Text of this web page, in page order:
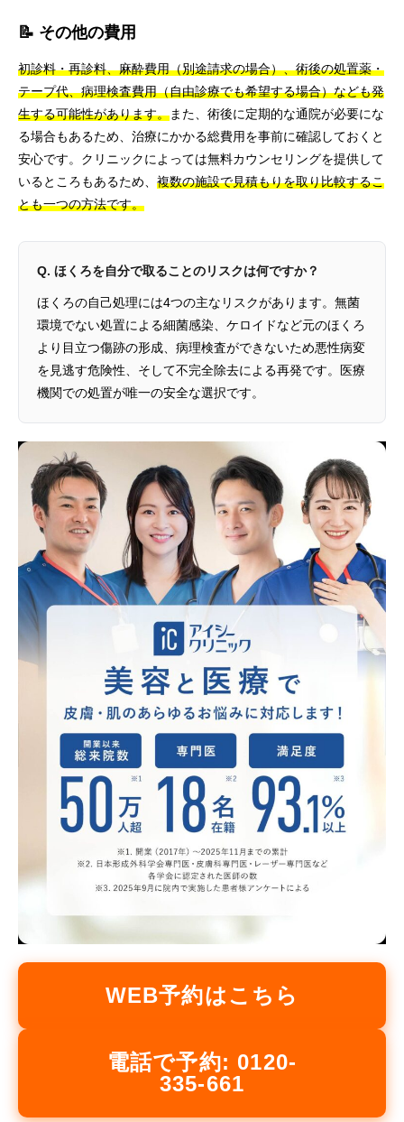
📝 その他の費用
初診料・再診料、麻酔費用（別途請求の場合）、術後の処置薬・
テープ代、病理検査費用（自由診療でも希望する場合）なども発
生する可能性があります。また、術後に定期的な通院が必要にな
る場合もあるため、治療にかかる総費用を事前に確認しておくと
安心です。クリニックによっては無料カウンセリングを提供して
いるところもあるため、 複数の施設で見積もりを取り比較するこ
とも一つの方法です。
Q. ほくろを自分で取ることのリスクは何ですか？
ほくろの自己処理には4つの主なリスクがあります。無菌
環境でない処置による細菌感染、ケロイドなど元のほくろ
より目立つ傷跡の形成、病理検査ができないため悪性病変
を見逃す危険性、そして不完全除去による再発です。医療
機関での処置が唯一の安全な選択です。
WEB予約はこちら
電話で予約: 0120-
335-661